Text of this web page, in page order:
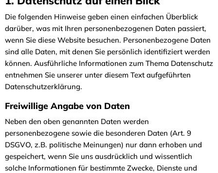
Die folgenden Hinweise geben einen einfachen Überblick
darüber, was mit Ihren personenbezogenen Daten passiert,
wenn Sie diese Website besuchen. Personenbezogene Daten
sind alle Daten, mit denen Sie persönlich identifiziert werden
können. Ausführliche Informationen zum Thema Datenschutz
entnehmen Sie unserer unter diesem Text aufgeführten
Datenschutzerklärung.
Freiwillige Angabe von Daten
Neben den oben genannten Daten werden
personenbezogene sowie die besonderen Daten (Art. 9
DSGVO, z.B. politische Meinungen) nur dann erhoben und
gespeichert, wenn Sie uns ausdrücklich und wissentlich
solche Informationen für bestimmte Zwecke, Dienste und